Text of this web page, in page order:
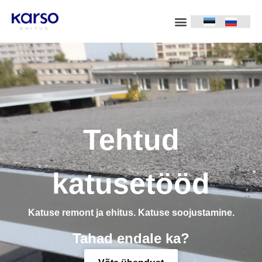
Tehtud
katusetööd
Katuse remont ja ehitus. Katuse soojustamine.
Tahad endale ka?